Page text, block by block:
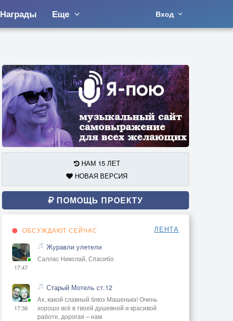
Награды Еще Вход
НАМ 15 ЛЕТ
НОВАЯ ВЕРСИЯ
ПОМОЩЬ ПРОЕКТУ
ОБСУЖДАЮТ СЕЙЧАС ЛЕНТА
17:47
Журавли улетели
Саллас Николай, Спасибо
17:36
Старый Мотель ст.12
Ах, какой славный блюз Машенька! Очень
хорошо всё в твоей душевной и красивой
работе, дорогая – нам